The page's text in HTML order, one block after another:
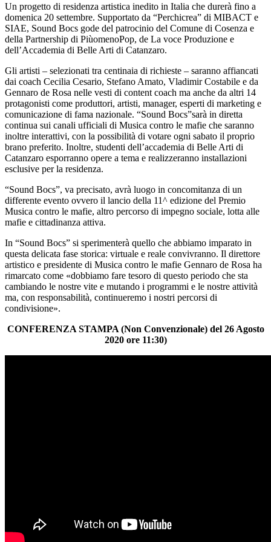
Un progetto di residenza artistica inedito in Italia che durerà fino a
domenica 20 settembre. Supportato da “Perchicrea” di MIBACT e
SIAE, Sound Bocs gode del patrocinio del Comune di Cosenza e
della Partnership di PiùomenoPop, de La voce Produzione e
dell’Accademia di Belle Arti di Catanzaro.
Gli artisti – selezionati tra centinaia di richieste – saranno affiancati
dai coach Cecilia Cesario, Stefano Amato, Vladimir Costabile e da
Gennaro de Rosa nelle vesti di content coach ma anche da altri 14
protagonisti come produttori, artisti, manager, esperti di marketing e
comunicazione di fama nazionale. “Sound Bocs”sarà in diretta
continua sui canali ufficiali di Musica contro le mafie che saranno
inoltre interattivi, con la possibilità di votare ogni sabato il proprio
brano preferito. Inoltre, studenti dell’accademia di Belle Arti di
Catanzaro esporranno opere a tema e realizzeranno installazioni
esclusive per la residenza.
“Sound Bocs”, va precisato, avrà luogo in concomitanza di un
differente evento ovvero il lancio della 11^ edizione del Premio
Musica contro le mafie, altro percorso di impegno sociale, lotta alle
mafie e cittadinanza attiva.
In “Sound Bocs” si sperimenterà quello che abbiamo imparato in
questa delicata fase storica: virtuale e reale convivranno. Il direttore
artistico e presidente di Musica contro le mafie Gennaro de Rosa ha
rimarcato come «dobbiamo fare tesoro di questo periodo che sta
cambiando le nostre vite e mutando i programmi e le nostre attività
ma, con responsabilità, continueremo i nostri percorsi di
condivisione».
CONFERENZA STAMPA (Non Convenzionale) del 26 Agosto
2020 ore 11:30)